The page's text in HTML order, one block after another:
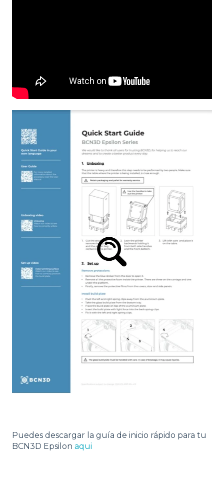
Puedes descargar la guía de inicio rápido para tu
BCN3D Epsilon aqui